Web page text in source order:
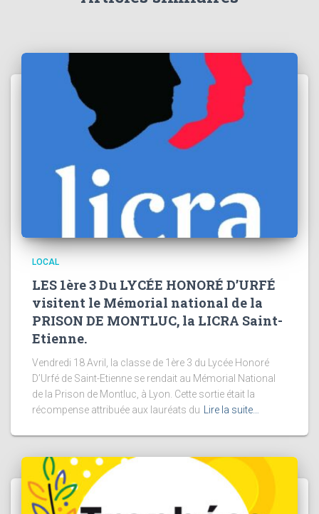
LOCAL
LES 1ère 3 Du LYCÉE HONORÉ D’URFÉ
visitent le Mémorial national de la
PRISON DE MONTLUC, la LICRA Saint-
Etienne.
Vendredi 18 Avril, la classe de 1ère 3 du Lycée Honoré
D’Urfé de Saint-Etienne se rendait au Mémorial National
de la Prison de Montluc, à Lyon. Cette sortie était la
récompense attribuée aux lauréats du
Lire la suite…